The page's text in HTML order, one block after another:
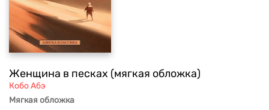
Женщина в песках (мягкая обложка)
Кобо Абэ
Мягкая обложка